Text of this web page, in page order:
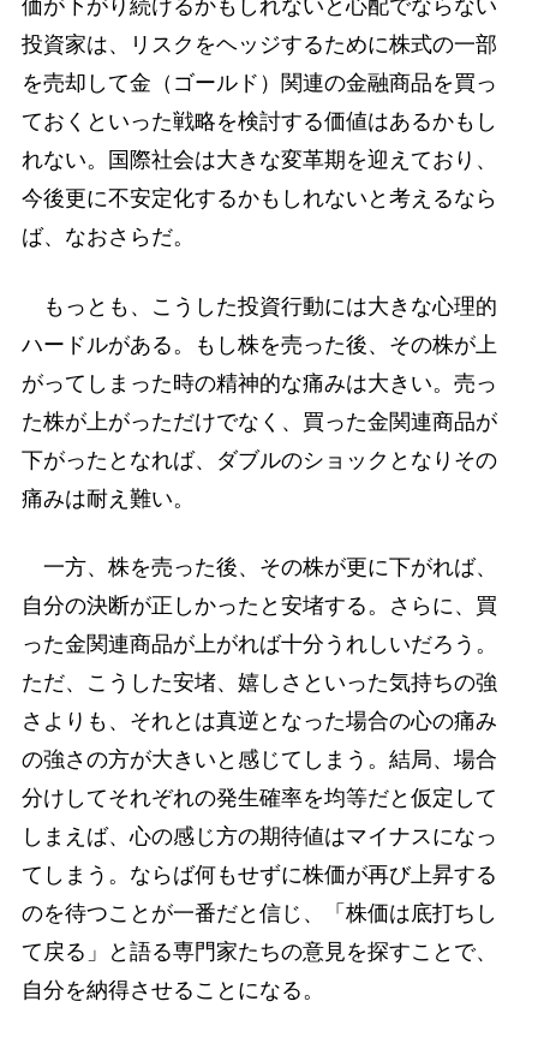
価が下がり続けるかもしれないと心配でならない
投資家は、リスクをヘッジするために株式の一部
を売却して金（ゴールド）関連の金融商品を買っ
ておくといった戦略を検討する価値はあるかもし
れない。国際社会は大きな変革期を迎えており、
今後更に不安定化するかもしれないと考えるなら
ば、なおさらだ。
もっとも、こうした投資行動には大きな心理的
ハードルがある。もし株を売った後、その株が上
がってしまった時の精神的な痛みは大きい。売っ
た株が上がっただけでなく、買った金関連商品が
下がったとなれば、ダブルのショックとなりその
痛みは耐え難い。
一方、株を売った後、その株が更に下がれば、
自分の決断が正しかったと安堵する。さらに、買
った金関連商品が上がれば十分うれしいだろう。
ただ、こうした安堵、嬉しさといった気持ちの強
さよりも、それとは真逆となった場合の心の痛み
の強さの方が大きいと感じてしまう。結局、場合
分けしてそれぞれの発生確率を均等だと仮定して
しまえば、心の感じ方の期待値はマイナスになっ
てしまう。ならば何もせずに株価が再び上昇する
のを待つことが一番だと信じ、「株価は底打ちし
て戻る」と語る専門家たちの意見を探すことで、
自分を納得させることになる。